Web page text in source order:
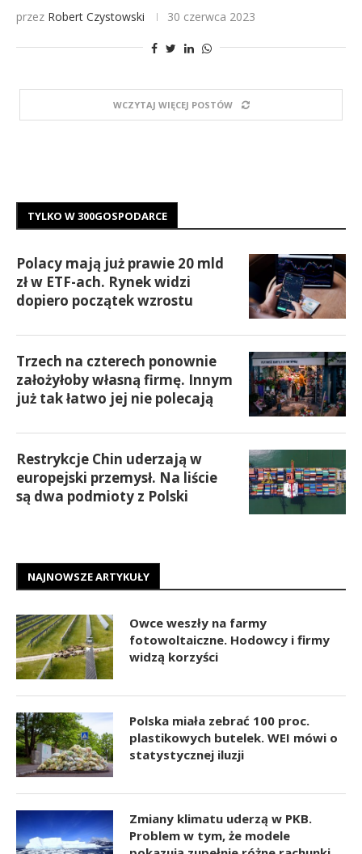
przez Robert Czystowski 30 czerwca 2023
WCZYTAJ WIĘCEJ POSTÓW
TYLKO W 300GOSPODARCE
Polacy mają już prawie 20 mld
zł w ETF-ach. Rynek widzi
dopiero początek wzrostu
Trzech na czterech ponownie
założyłoby własną firmę. Innym
już tak łatwo jej nie polecają
Restrykcje Chin uderzają w
europejski przemysł. Na liście
są dwa podmioty z Polski
NAJNOWSZE ARTYKUŁY
Owce weszły na farmy
fotowoltaiczne. Hodowcy i firmy
widzą korzyści
Polska miała zebrać 100 proc.
plastikowych butelek. WEI mówi o
statystycznej iluzji
Zmiany klimatu uderzą w PKB.
Problem w tym, że modele